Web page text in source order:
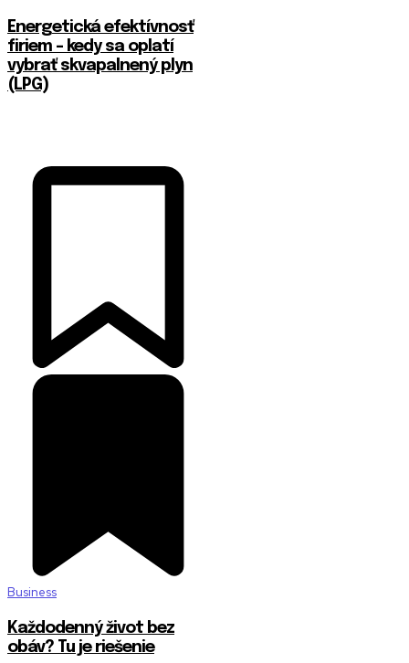
Energetická efektívnosť
firiem – kedy sa oplatí
vybrať skvapalnený plyn
(LPG)
Business
Každodenný život bez
obáv? Tu je riešenie